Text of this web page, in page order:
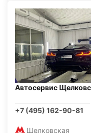
Автосервис
+7 (495) 162-90-81
Щелковская